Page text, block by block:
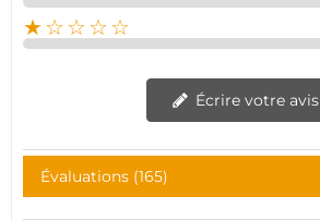
★☆☆☆☆
Écrire votre avis
Évaluations (165)